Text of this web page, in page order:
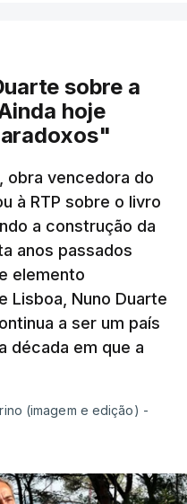
sobre a
hoje
obra vencedora do
à RTP sobre o livro
a construção da
anos passados
elemento
Lisboa, Nuno Duarte
a ser um país
década em que a
(imagem e edição) -